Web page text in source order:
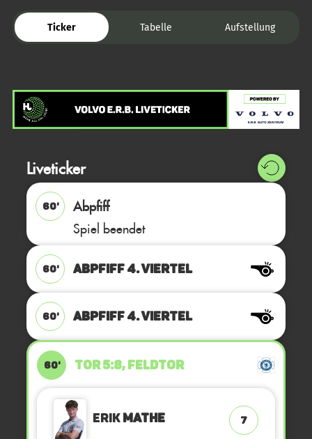
Ticker Tabelle Aufstellung
Liveticker
60'
Abpfiff
Spiel beendet
60' ABPFIFF 4. Viertel
60' ABPFIFF 4. Viertel
60' TOR 5:8, FELDTOR
ErikMathe 7